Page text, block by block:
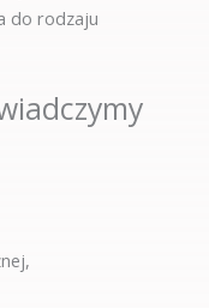
do rodzaju